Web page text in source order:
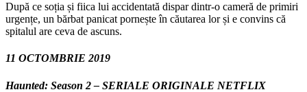
După ce soția și fiica lui accidentată dispar dintr-o cameră de primiri
urgențe, un bărbat panicat pornește în căutarea lor și e convins că
spitalul are ceva de ascuns.
11 OCTOMBRIE 2019
Haunted: Season 2 – SERIALE ORIGINALE NETFLIX